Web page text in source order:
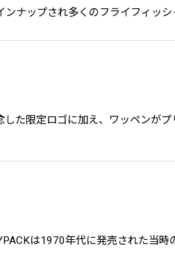
ンナップされ多くのフライフィッ
た限定ロゴに加え、ワッペンが
は1970年代に発売された当